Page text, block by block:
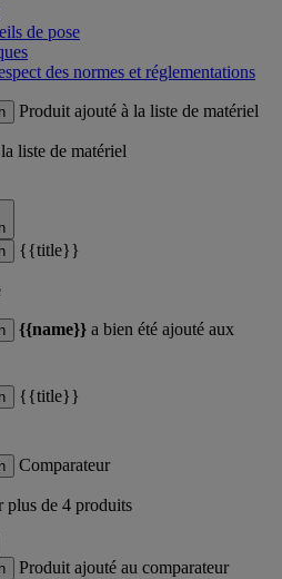
de pose
des normes et réglementations
Produit ajouté à la liste de matériel
liste de matériel
{{title}}
{{name}} a bien été ajouté aux
{{title}}
Comparateur
plus de 4 produits
Produit ajouté au comparateur